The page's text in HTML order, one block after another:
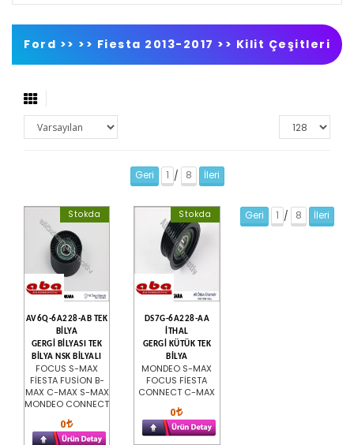
Ford >> >> Fiesta 2013-2017 >> Kilit Çeşitleri
Geri 1 / 8 İleri
Stokda
AV6Q-6A228-AB TEK
BİLYA
GERGİ BİLYASI TEK
BİLYA NSK BİLYALI
FOCUS S-MAX
FİESTA FUSİON B-
MAX C-MAX S-MAX
MONDEO CONNECT
0
Stokda
DS7G-6A228-AA
İTHAL
GERGİ KÜTÜK TEK
BİLYA
MONDEO S-MAX
FOCUS FİESTA
CONNECT C-MAX
0
Geri 1 / 8 İleri